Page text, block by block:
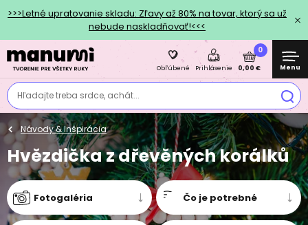
>>>Letné upratovanie skladu: Zľavy až 80% na tovar, ktorý sa už
nebude naskladňovať!<<<
Hľadajte treba srdce, achát...
Obľúbené Prihlásenie
0
0,00 € Menu
Návody & Inšpirácia
Hvězdička z dřevěných korálků
Fotogaléria Čo je potrebné